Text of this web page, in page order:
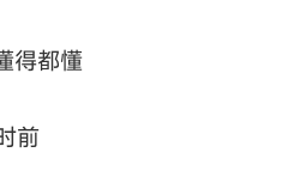
得都懂
前